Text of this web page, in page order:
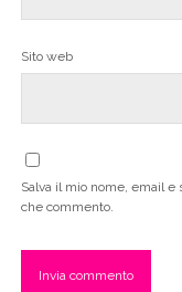
Sito web
Salva il mio nome, email
che commento.